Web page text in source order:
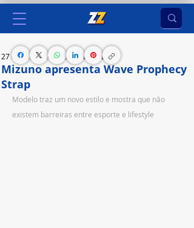
Mizuno apresenta Wave Prophecy
Strap
27 de jul. de 2023 2 min de leitura
Modelo traz um novo estilo e mostra que não
existem barreiras entre esporte e lifestyle